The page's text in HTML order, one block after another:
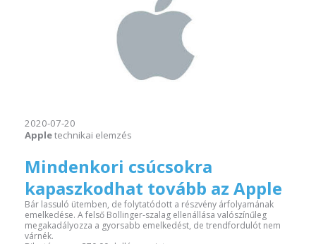
2020-07-20
Appletechnikai elemzés
Mindenkori csúcsokra
kapaszkodhat tovább az Apple
Bár lassuló ütemben, de folytatódott a részvény árfolyamának
emelkedése. A felső Bollinger-szalag ellenállása valószínűleg
megakadályozza a gyorsabb emelkedést, de trendfordulót nem
várnék.